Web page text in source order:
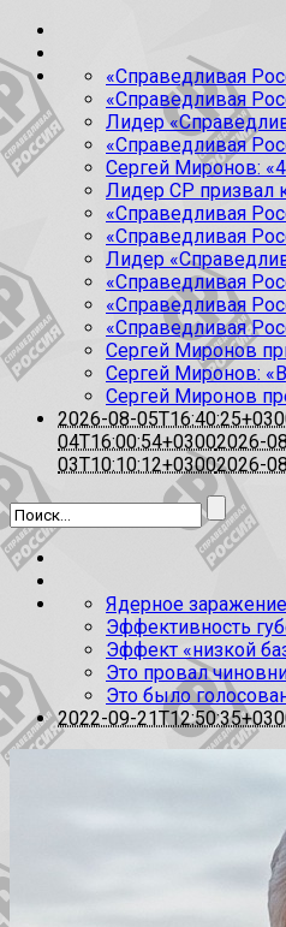
«Справедливая
«Справедливая
Лидер
«Справедливая
Сергей Миронов:
Лидер СР призвал
«Справедливая
«Справедливая
Лидер
«Справедливая
«Справедливая
«Справедливая
Сергей Миронов
Сергей Миронов:
Сергей Миронов
2026-08-
04T16:00:54+03002026-
03T10:10:12+03002026-
Ядерное
Эффективность
Эффект «низкой
Это провал
Это было
2022-09-